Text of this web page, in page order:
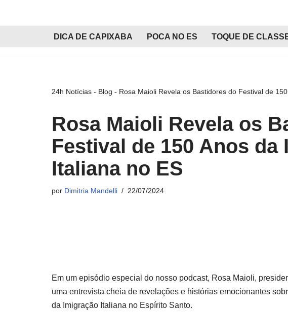
DICA DE CAPIXABA POCA NO ES TOQUE DE
24h Notícias - Blog - Rosa Maioli Revela os Bastidores do Festival de
Rosa Maioli Revela os
Festival de 150 Anos da
Italiana no ES
por Dimitria Mandelli 22/07/2024
Em um episódio especial do nosso podcast, Rosa Maioli,
uma entrevista cheia de revelações e histórias emocionantes
da Imigração Italiana no Espírito Santo.